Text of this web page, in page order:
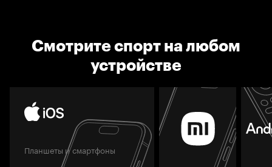
Смотрите спорт на любом
устройстве
Планшеты и смартфоны